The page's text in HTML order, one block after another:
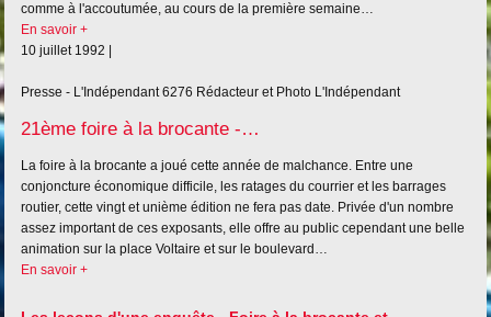
comme à l'accoutumée, au cours de la première semaine…
En savoir +
10 juillet 1992 |
Presse - L'Indépendant 6276 Rédacteur et Photo L'Indépendant
21ème foire à la brocante -…
La foire à la brocante a joué cette année de malchance. Entre une
conjoncture économique difficile, les ratages du courrier et les barrages
routier, cette vingt et unième édition ne fera pas date. Privée d'un nombre
assez important de ces exposants, elle offre au public cependant une belle
animation sur la place Voltaire et sur le boulevard…
En savoir +